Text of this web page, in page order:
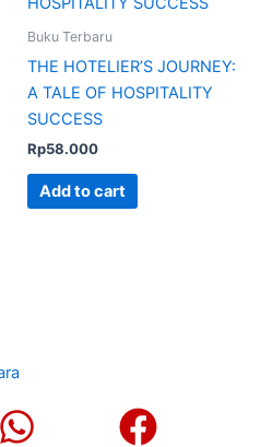
Buku Terbaru
THE HOTELIER’S JOURNEY:
A TALE OF HOSPITALITY
SUCCESS
Rp58.000
Add to cart